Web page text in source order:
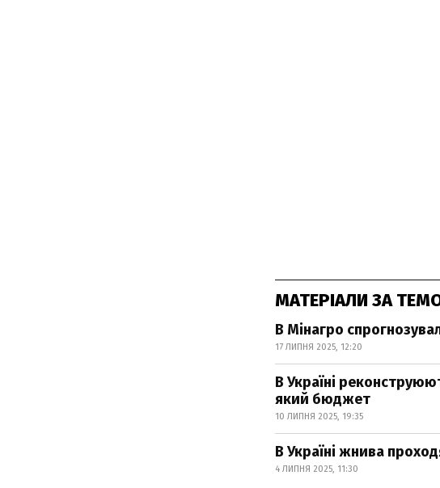
МАТЕРІАЛИ ЗА
В Мінагро
17 ЛИПНЯ 2025, 12:20
В Україні
який бюджет
10 ЛИПНЯ 2025, 19:35
В Україні жнива
4 ЛИПНЯ 2025, 11:30